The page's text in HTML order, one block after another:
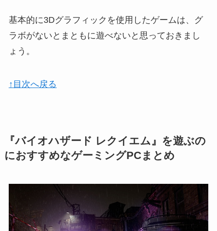
基本的に3Dグラフィックを使用したゲームは、グ
ラボがないとまともに遊べないと思っておきまし
ょう。
↑目次へ戻る
『バイオハザード レクイエム』を遊ぶの
におすすめなゲーミングPCまとめ